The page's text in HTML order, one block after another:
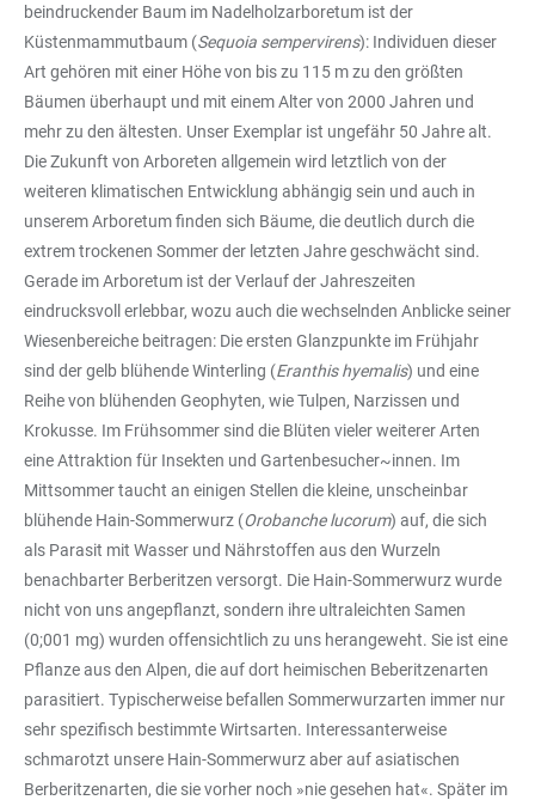
beindruckender Baum im Nadelholzarboretum ist der
Küstenmammutbaum (Sequoia sempervirens): Individuen dieser
Art gehören mit einer Höhe von bis zu 115 m zu den größten
Bäumen überhaupt und mit einem Alter von 2000 Jahren und
mehr zu den ältesten. Unser Exemplar ist ungefähr 50 Jahre alt.
Die Zukunft von Arboreten allgemein wird letztlich von der
weiteren klimatischen Entwicklung abhängig sein und auch in
unserem Arboretum finden sich Bäume, die deutlich durch die
extrem trockenen Sommer der letzten Jahre geschwächt sind.
Gerade im Arboretum ist der Verlauf der Jahreszeiten
eindrucksvoll erlebbar, wozu auch die wechselnden Anblicke seiner
Wiesenbereiche beitragen: Die ersten Glanzpunkte im Frühjahr
sind der gelb blühende Winterling (Eranthis hyemalis) und eine
Reihe von blühenden Geophyten, wie Tulpen, Narzissen und
Krokusse. Im Frühsommer sind die Blüten vieler weiterer Arten
eine Attraktion für Insekten und Gartenbesucher~innen. Im
Mittsommer taucht an einigen Stellen die kleine, unscheinbar
blühende Hain-Sommerwurz (Orobanche lucorum) auf, die sich
als Parasit mit Wasser und Nährstoffen aus den Wurzeln
benachbarter Berberitzen versorgt. Die Hain-Sommerwurz wurde
nicht von uns angepflanzt, sondern ihre ultraleichten Samen
(0;001 mg) wurden offensichtlich zu uns herangeweht. Sie ist eine
Pflanze aus den Alpen, die auf dort heimischen Beberitzenarten
parasitiert. Typischerweise befallen Sommerwurzarten immer nur
sehr spezifisch bestimmte Wirtsarten. Interessanterweise
schmarotzt unsere Hain-Sommerwurz aber auf asiatischen
Berberitzenarten, die sie vorher noch »nie gesehen hat«. Später im